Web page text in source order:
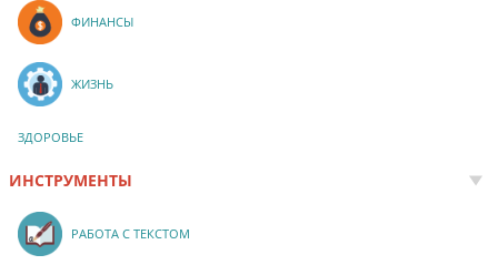
ФИНАНСЫ
ЖИЗНЬ
ЗДОРОВЬЕ
ИНСТРУМЕНТЫ
РАБОТА С ТЕКСТОМ